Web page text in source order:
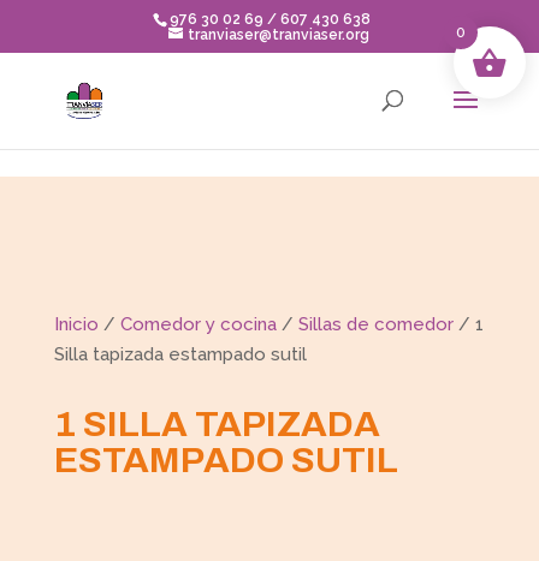
976 30 02 69 / 607 430 638
tranviaser@tranviaser.org
Inicio / Comedor y cocina/ Sillas de comedor/ 1
Silla tapizada estampado sutil
1 SILLA TAPIZADA
ESTAMPADO SUTIL
0